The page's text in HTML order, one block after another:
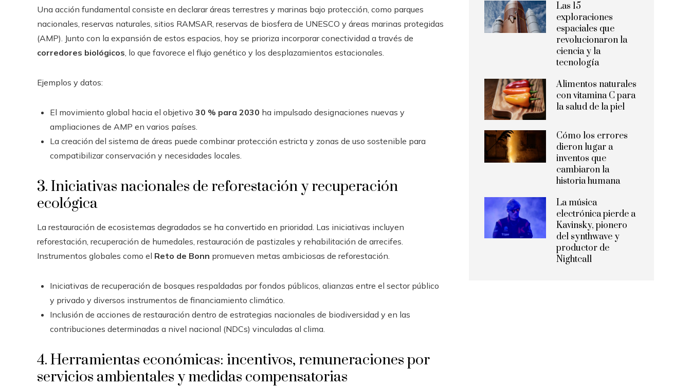
Una acción fundamental consiste en declarar áreas terrestres y marinas bajo protección, como parques
nacionales, reservas naturales, sitios RAMSAR, reservas de biosfera de UNESCO y áreas marinas protegidas
(AMP). Junto con la expansión de estos espacios, hoy se prioriza incorporar conectividad a través de
corredores biológicos, lo que favorece el flujo genético y los desplazamientos estacionales.
Ejemplos y datos:
El movimiento global hacia el objetivo 30 % para 2030 ha impulsado designaciones nuevas y
ampliaciones de AMP en varios países.
La creación del sistema de áreas puede combinar protección estricta y zonas de uso sostenible para
compatibilizar conservación y necesidades locales.
3. Iniciativas nacionales de reforestación y recuperación
ecológica
La restauración de ecosistemas degradados se ha convertido en prioridad. Las iniciativas incluyen
reforestación, recuperación de humedales, restauración de pastizales y rehabilitación de arrecifes.
Instrumentos globales como el Reto de Bonn promueven metas ambiciosas de reforestación.
Iniciativas de recuperación de bosques respaldadas por fondos públicos, alianzas entre el sector público
y privado y diversos instrumentos de financiamiento climático.
Inclusión de acciones de restauración dentro de estrategias nacionales de biodiversidad y en las
contribuciones determinadas a nivel nacional (NDCs) vinculadas al clima.
4. Herramientas económicas: incentivos, remuneraciones por
servicios ambientales y medidas compensatorias
Las 15
exploraciones
espaciales que
revolucionaron la
ciencia y la
tecnología
Alimentos naturales
con vitamina C para
la salud de la piel
Cómo los errores
dieron lugar a
inventos que
cambiaron la
historia humana
La música
electrónica pierde a
Kavinsky, pionero
del synthwave y
productor de
Nightcall